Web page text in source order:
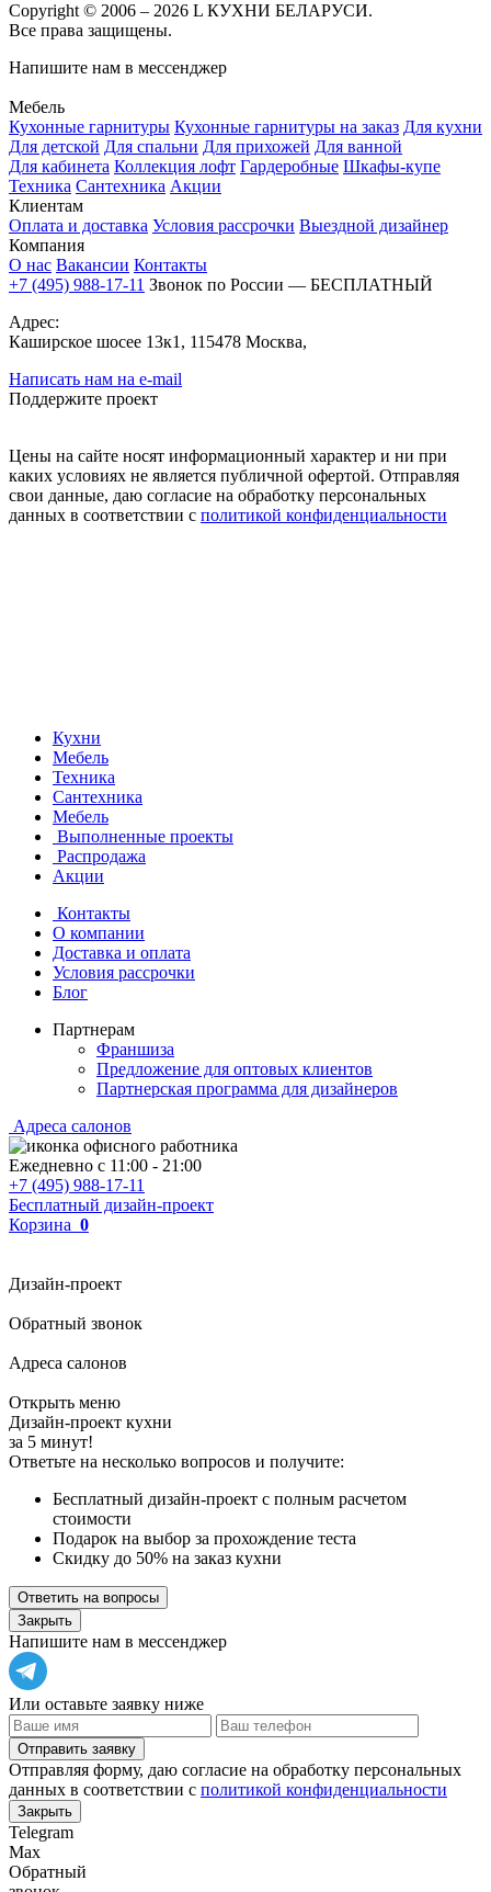
Copyright © 2006 – 2026 L КУХНИ БЕЛАРУСИ.
Все права защищены.
Напишите нам в мессенджер
Мебель
Кухонные гарнитуры Кухонные гарнитуры на заказ Для кухни
Для детской Для спальни Для прихожей Для ванной
Для кабинета Коллекция лофт Гардеробные Шкафы-купе
Техника Сантехника Акции
Клиентам
Оплата и доставка Условия рассрочки Выездной дизайнер
Компания
О нас Вакансии Контакты
+7 (495) 988-17-11 Звонок по России — БЕСПЛАТНЫЙ
Адрес:
Каширское шосее 13к1, 115478 Москва,
Написать нам на e-mail
Поддержите проект
Цены на сайте носят информационный характер и ни при
каких условиях не является публичной офертой. Отправляя
свои данные, даю согласие на обработку персональных
данных в соответствии с политикой конфиденциальности
Кухни
Мебель
Техника
Сантехника
Мебель
Выполненные проекты
Распродажа
Акции
Контакты
О компании
Доставка и оплата
Условия рассрочки
Блог
Партнерам
Франшиза
Предложение для оптовых клиентов
Партнерская программа для дизайнеров
Адреса салонов
Ежедневно с 11:00 - 21:00
+7 (495) 988-17-11
Бесплатный дизайн-проект
Корзина 0
Дизайн-проект
Обратный звонок
Адреса салонов
Открыть меню
Дизайн-проект кухни
за 5 минут!
Ответьте на несколько вопросов и получите:
Бесплатный дизайн-проект с полным расчетом
стоимости
Подарок на выбор за прохождение теста
Скидку до 50% на заказ кухни
Ответить на вопросы
Закрыть
Напишите нам в мессенджер
Или оставьте заявку ниже
Отправить заявку
Отправляя форму, даю согласие на обработку персональных
данных в соответствии с политикой конфиденциальности
Закрыть
Telegram
Max
Обратный